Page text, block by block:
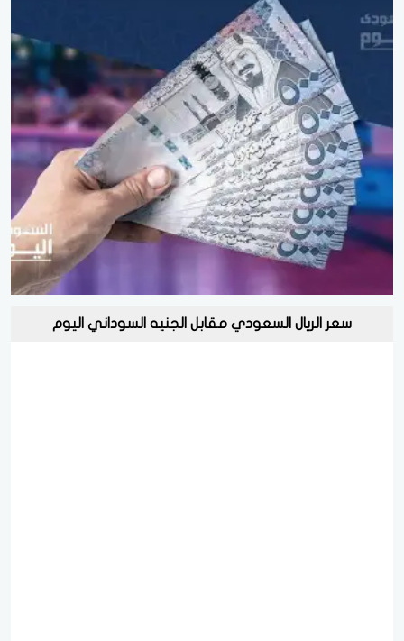
سعر الريال السعودي مقابل الجنيه السوداني اليوم